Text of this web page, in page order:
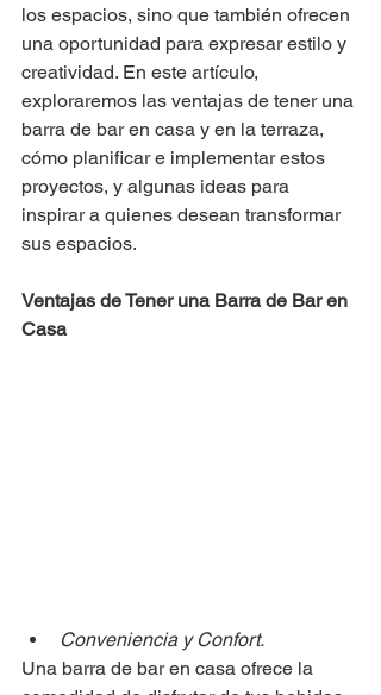
los espacios, sino que también ofrecen
una oportunidad para expresar estilo y
creatividad. En este artículo,
exploraremos las ventajas de tener una
barra de bar en casa y en la terraza,
cómo planificar e implementar estos
proyectos, y algunas ideas para
inspirar a quienes desean transformar
sus espacios.
Ventajas de Tener una Barra de Bar en
Casa
Conveniencia y Confort.
Una barra de bar en casa ofrece la